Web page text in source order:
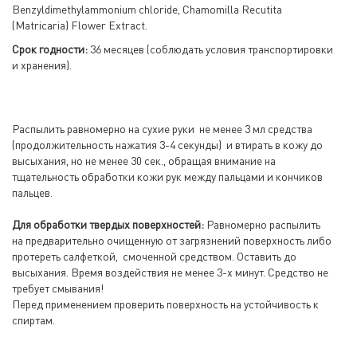
Benzyldimethylammonium chloride, Chamomilla Recutita
(Matricaria) Flower Extract.
Срок годности: 36 месяцев (соблюдать условия транспортировки
и хранения).
Распылить равномерно на сухие руки не менее 3 мл средства
(продолжительность нажатия 3-4 секунды) и втирать в кожу до
высыхания, но не менее 30 сек., обращая внимание на
тщательность обработки кожи рук между пальцами и кончиков
пальцев.
Для обработки твердых поверхностей: Равномерно распылить
на предварительно очищенную от загрязнений поверхность либо
протереть салфеткой, смоченной средством. Оставить до
высыхания. Время воздействия не менее 3-х минут. Средство не
требует смывания!
Перед применением проверить поверхность на устойчивость к
спиртам.